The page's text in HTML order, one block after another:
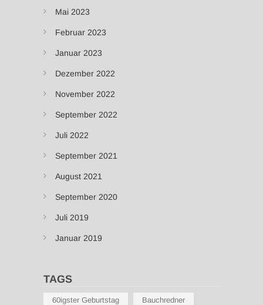
Mai 2023
Februar 2023
Januar 2023
Dezember 2022
November 2022
September 2022
Juli 2022
September 2021
August 2021
September 2020
Juli 2019
Januar 2019
TAGS
60igster Geburtstag Bauchredner